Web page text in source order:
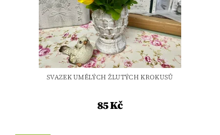
SVAZEK UMĚLÝCH ŽLUTÝCH KROKUSŮ
85 Kč